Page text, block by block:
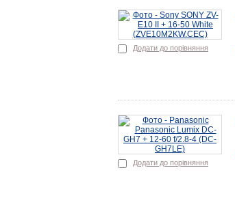
Додати до порівняння
Додати до порівняння